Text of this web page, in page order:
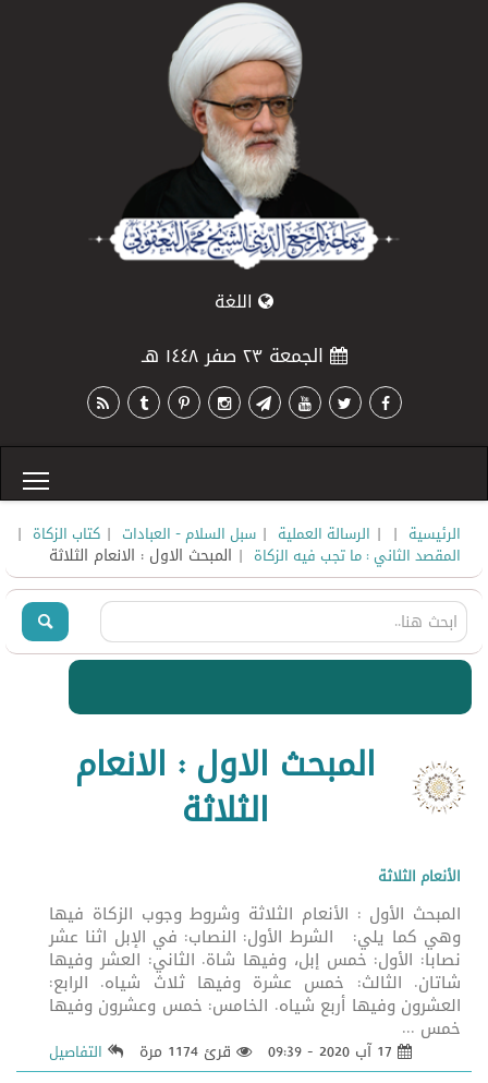
اللغة
الجمعة ٢٣ صفر ١٤٤٨ هـ
الرئيسية |
| الرسالة العملية | سبل السلام - العبادات | كتاب الزكاة |
المقصد الثاني : ما تجب فيه الزكاة | المبحث الاول : الانعام الثلاثة
المبحث الاول : الانعام
الثلاثة
الأنعام الثلاثة
المبحث الأول : الأنعام الثلاثة وشروط وجوب الزكاة فيها
وهي كما يلي: الشرط الأول: النصاب: في الإبل اثنا عشر
نصابا: الأول: خمس إبل، وفيها شاة. الثاني: العشر وفيها
شاتان. الثالث: خمس عشرة وفيها ثلاث شياه. الرابع:
العشرون وفيها أربع شياه. الخامس: خمس وعشرون وفيها
خمس ...
قرئ 1174 مرة التفاصيل